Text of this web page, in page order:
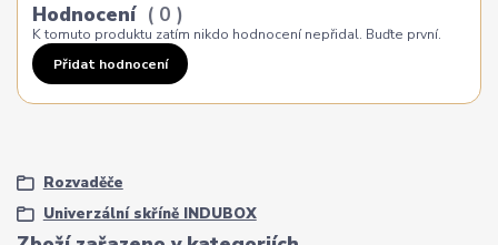
Hodnocení 0
K tomuto produktu zatím nikdo hodnocení nepřidal. Buďte první.
Přidat hodnocení
Rozvaděče
Univerzální skříně INDUBOX